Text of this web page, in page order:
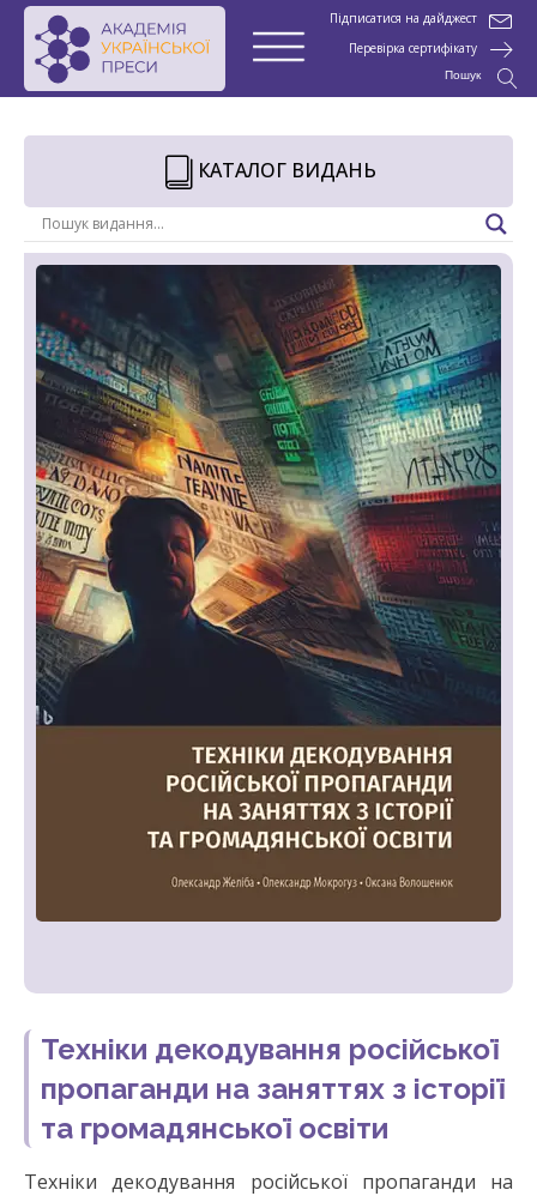
Підписатися на дайджест
Перевірка сертифікату
Пошук
КАТАЛОГ ВИДАНЬ
Техніки декодування російської
пропаганди на заняттях з історії
та громадянської освіти
Техніки декодування російської пропаганди на